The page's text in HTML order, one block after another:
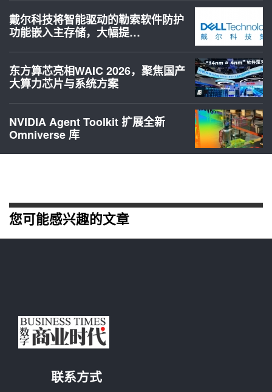
戴尔科技将智能驱动的勒索软件防护
功能嵌入主存储，大幅提…
东方算芯亮相WAIC 2026，聚焦国产
大算力芯片与系统方案
NVIDIA Agent Toolkit 扩展全新
Omniverse 库
您可能感兴趣的文章
联系方式